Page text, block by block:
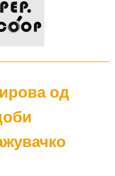
од